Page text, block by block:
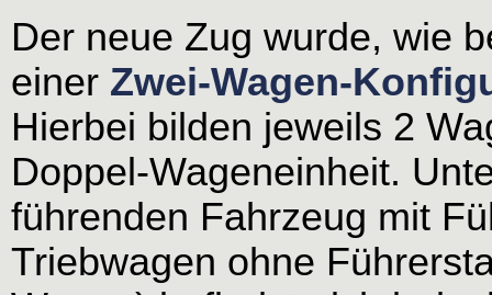
Der neue Zug wurde, wie
einer Zwei-Wagen-
Hierbei bilden jeweils 2
Doppel-Wageneinheit.
führenden Fahrzeug mit
Triebwagen ohne